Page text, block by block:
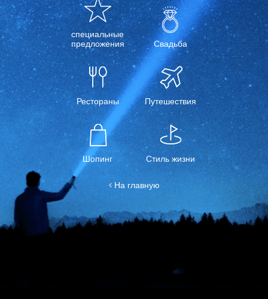
специальные
предложения
Свадьба
Рестораны Путешествия
Шопинг Стиль жизни
< На главную